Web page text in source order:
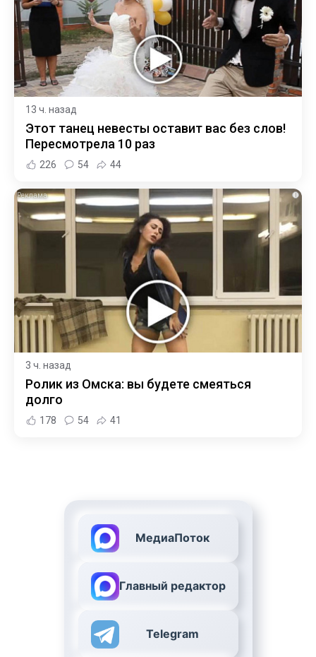
13 ч. назад
Этот танец невесты оставит вас без слов!
Пересмотрела 10 раз
226 54 44
i
3 ч. назад
Ролик из Омска: вы будете смеяться
долго
178 54 41
МедиаПоток
Главный редактор
Telegram